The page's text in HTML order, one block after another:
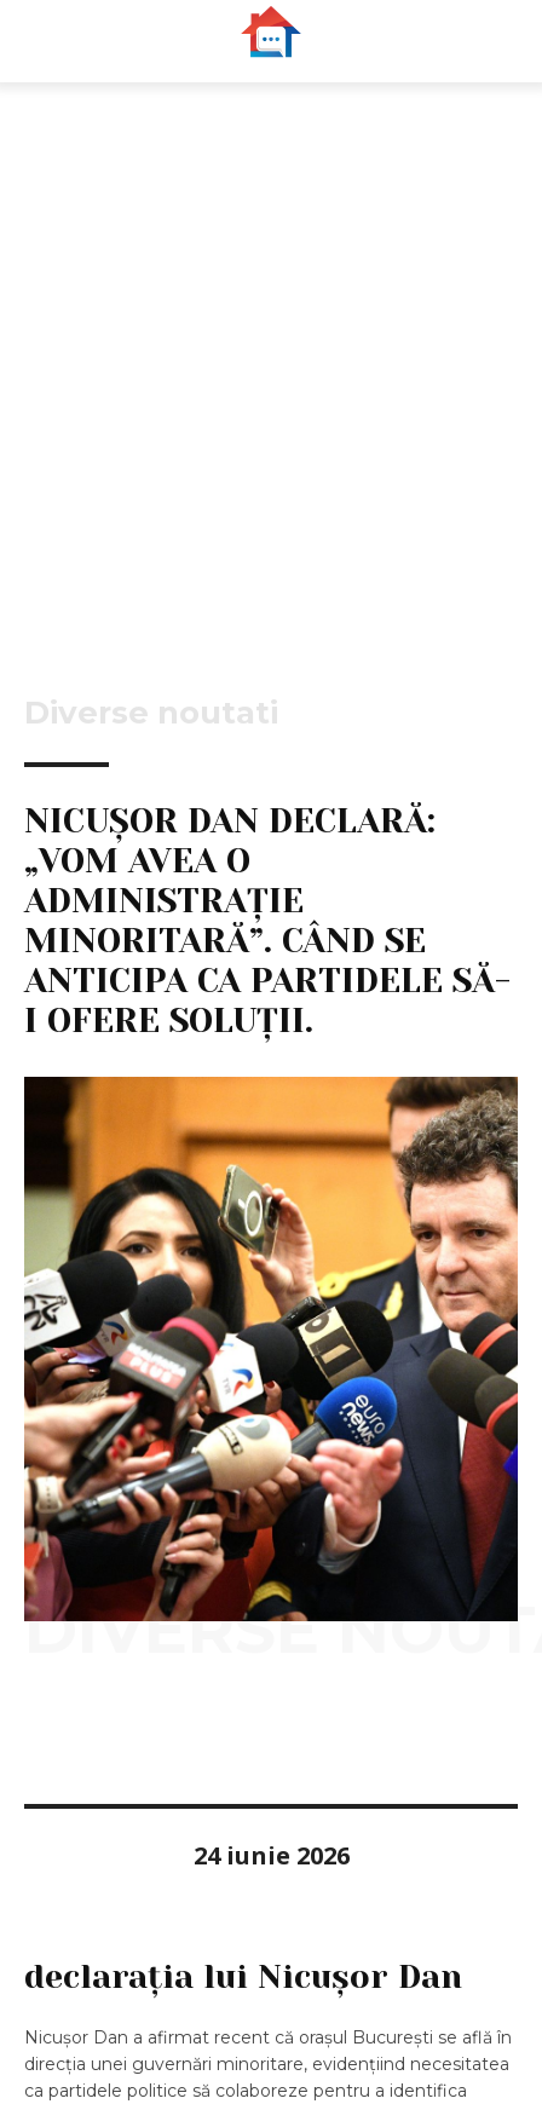
Diverse noutati
NICUȘOR DAN DECLARĂ:
„VOM AVEA O
ADMINISTRAȚIE
MINORITARĂ”. CÂND SE
ANTICIPA CA PARTIDELE SĂ-
I OFERE SOLUȚII.
DIVERSE
24 iunie 2026
declarația lui Nicușor Dan
Nicușor Dan a afirmat recent că orașul București se află în
direcția unei guvernări minoritare, evidențiind necesitatea
ca partidele politice să colaboreze pentru a identifica